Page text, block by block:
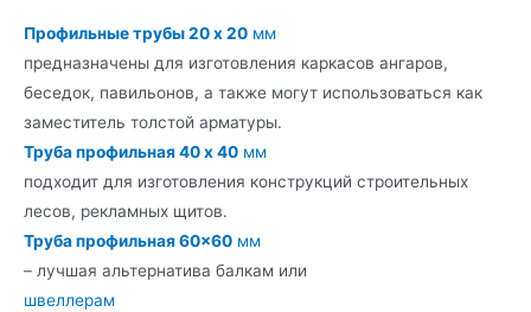
Профильные трубы 20 х 20 мм
предназначены для изготовления каркасов ангаров,
беседок, павильонов, а также могут использоваться как
заместитель толстой арматуры.
Труба профильная 40 x 40 мм
подходит для изготовления конструкций строительных
лесов, рекламных щитов.
Труба профильная 60×60 мм
– лучшая альтернатива балкам или
швеллерам